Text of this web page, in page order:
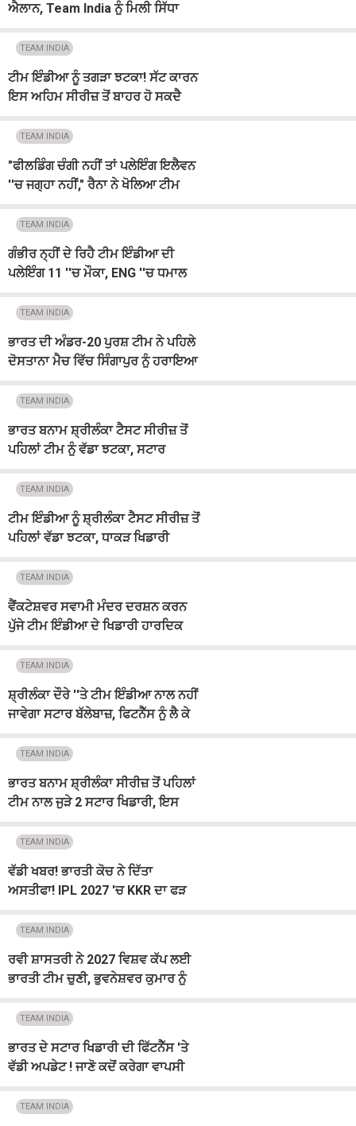
ਐਲਾਨ, Team India ਨੂੰ ਮਿਲੀ ਸਿੱਧਾ
TEAM INDIA
ਟੀਮ ਇੰਡੀਆ ਨੂੰ ਤਗੜਾ ਝਟਕਾ! ਸੱਟ ਕਾਰਨ
ਇਸ ਅਹਿਮ ਸੀਰੀਜ਼ ਤੋਂ ਬਾਹਰ ਹੋ ਸਕਦੈ
TEAM INDIA
"ਫੀਲਡਿੰਗ ਚੰਗੀ ਨਹੀਂ ਤਾਂ ਪਲੇਇੰਗ ਇਲੈਵਨ
''ਚ ਜਗ੍ਹਾ ਨਹੀਂ," ਰੈਨਾ ਨੇ ਖੋਲਿਆ ਟੀਮ
TEAM INDIA
ਗੰਭੀਰ ਨ੍ਹੀਂ ਦੇ ਰਿਹੈ ਟੀਮ ਇੰਡੀਆ ਦੀ
ਪਲੇਇੰਗ 11 ''ਚ ਮੌਕਾ, ENG ''ਚ ਧਮਾਲ
TEAM INDIA
ਭਾਰਤ ਦੀ ਅੰਡਰ-20 ਪੁਰਸ਼ ਟੀਮ ਨੇ ਪਹਿਲੇ
ਦੋਸਤਾਨਾ ਮੈਚ ਵਿੱਚ ਸਿੰਗਾਪੁਰ ਨੂੰ ਹਰਾਇਆ
TEAM INDIA
ਭਾਰਤ ਬਨਾਮ ਸ਼੍ਰੀਲੰਕਾ ਟੈਸਟ ਸੀਰੀਜ਼ ਤੋਂ
ਪਹਿਲਾਂ ਟੀਮ ਨੂੰ ਵੱਡਾ ਝਟਕਾ, ਸਟਾਰ
TEAM INDIA
ਟੀਮ ਇੰਡੀਆ ਨੂੰ ਸ਼੍ਰੀਲੰਕਾ ਟੈਸਟ ਸੀਰੀਜ਼ ਤੋਂ
ਪਹਿਲਾਂ ਵੱਡਾ ਝਟਕਾ, ਧਾਕੜ ਖਿਡਾਰੀ
TEAM INDIA
ਵੈਂਕਟੇਸ਼ਵਰ ਸਵਾਮੀ ਮੰਦਰ ਦਰਸ਼ਨ ਕਰਨ
ਪੁੱਜੇ ਟੀਮ ਇੰਡੀਆ ਦੇ ਖਿਡਾਰੀ ਹਾਰਦਿਕ
TEAM INDIA
ਸ਼੍ਰੀਲੰਕਾ ਦੌਰੇ ''ਤੇ ਟੀਮ ਇੰਡੀਆ ਨਾਲ ਨਹੀਂ
ਜਾਵੇਗਾ ਸਟਾਰ ਬੱਲੇਬਾਜ਼, ਫਿਟਨੈੱਸ ਨੂੰ ਲੈ ਕੇ
TEAM INDIA
ਭਾਰਤ ਬਨਾਮ ਸ਼੍ਰੀਲੰਕਾ ਸੀਰੀਜ਼ ਤੋਂ ਪਹਿਲਾਂ
ਟੀਮ ਨਾਲ ਜੁੜੇ 2 ਸਟਾਰ ਖਿਡਾਰੀ, ਇਸ
TEAM INDIA
ਵੱਡੀ ਖਬਰ! ਭਾਰਤੀ ਕੋਚ ਨੇ ਦਿੱਤਾ
ਅਸਤੀਫਾ! IPL 2027 'ਚ KKR ਦਾ ਫੜ
TEAM INDIA
ਰਵੀ ਸ਼ਾਸਤਰੀ ਨੇ 2027 ਵਿਸ਼ਵ ਕੱਪ ਲਈ
ਭਾਰਤੀ ਟੀਮ ਚੁਣੀ, ਭੁਵਨੇਸ਼ਵਰ ਕੁਮਾਰ ਨੂੰ
TEAM INDIA
ਭਾਰਤ ਦੇ ਸਟਾਰ ਖਿਡਾਰੀ ਦੀ ਫਿੱਟਨੈੱਸ 'ਤੇ
ਵੱਡੀ ਅਪਡੇਟ ! ਜਾਣੋ ਕਦੋਂ ਕਰੇਗਾ ਵਾਪਸੀ
TEAM INDIA